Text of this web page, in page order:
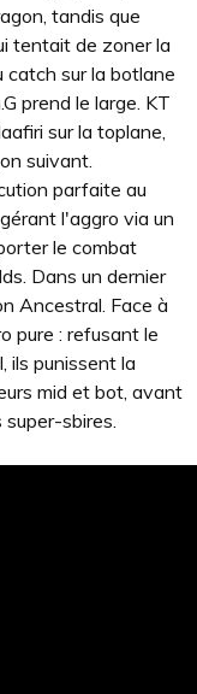
tandis que
tentait de zoner la
catch sur la botlane
prend le large. KT
sur la toplane,
suivant.
parfaite au
l'aggro via un
le combat
Dans un dernier
Ancestral. Face à
pure : refusant le
ils punissent la
mid et bot, avant
sbires.